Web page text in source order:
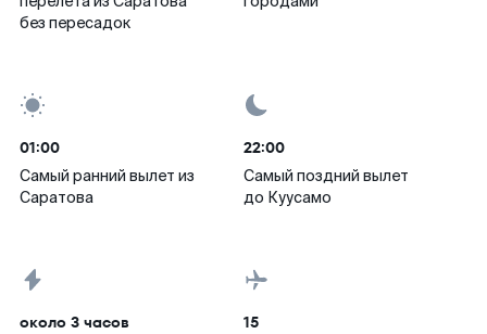
без пересадок
01:00
Самый ранний вылет из
Саратова
22:00
Самый поздний вылет
до Куусамо
около 3 часов 15